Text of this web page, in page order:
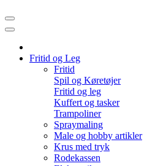
Fritid og Leg
Fritid
Spil og Køretøjer
Fritid og leg
Kuffert og tasker
Trampoliner
Spraymaling
Male og hobby artikler
Krus med tryk
Rodekassen